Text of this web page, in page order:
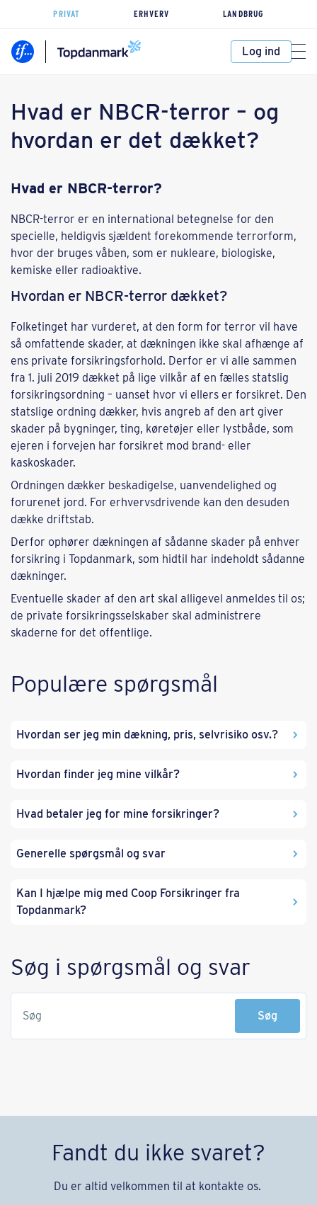
PRIVAT ERHVERV LANDBRUG
Log ind
Hvad er NBCR-terror – og
hvordan er det dækket?
Hvad er NBCR-terror?
NBCR-terror er en international betegnelse for den
specielle, heldigvis sjældent forekommende terrorform,
hvor der bruges våben, som er nukleare, biologiske,
kemiske eller radioaktive.
Hvordan er NBCR-terror dækket?
Folketinget har vurderet, at den form for terror vil have
så omfattende skader, at dækningen ikke skal afhænge af
ens private forsikringsforhold. Derfor er vi alle sammen
fra 1. juli 2019 dækket på lige vilkår af en fælles statslig
forsikringsordning – uanset hvor vi ellers er forsikret. Den
statslige ordning dækker, hvis angreb af den art giver
skader på bygninger, ting, køretøjer eller lystbåde, som
ejeren i forvejen har forsikret mod brand- eller
kaskoskader.
Ordningen dækker beskadigelse, uanvendelighed og
forurenet jord. For erhvervsdrivende kan den desuden
dække driftstab.
Derfor ophører dækningen af sådanne skader på enhver
forsikring i Topdanmark, som hidtil har indeholdt sådanne
dækninger.
Eventuelle skader af den art skal alligevel anmeldes til os;
de private forsikringsselskaber skal administrere
skaderne for det offentlige.
Populære spørgsmål
Hvordan ser jeg min dækning, pris, selvrisiko osv.?
Hvordan finder jeg mine vilkår?
Hvad betaler jeg for mine forsikringer?
Generelle spørgsmål og svar
Kan I hjælpe mig med Coop Forsikringer fra
Topdanmark?
Søg i spørgsmål og svar
Søg Søg
Fandt du ikke svaret?
Du er altid velkommen til at kontakte os.